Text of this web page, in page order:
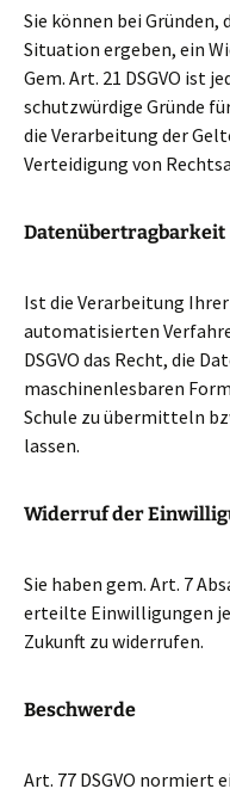
Sie können bei Gründen,
Situation ergeben, ein
Gem. Art. 21 DSGVO ist
schutzwürdige Gründe
die Verarbeitung der
Verteidigung von
Datenübertragbarkeit
Ist die Verarbeitung
automatisierten
DSGVO das Recht, die
maschinenlesbaren
Schule zu übermitteln
lassen.
Widerruf der
Sie haben gem. Art. 7
erteilte Einwilligungen
Zukunft zu widerrufen.
Beschwerde
Art. 77 DSGVO normiert